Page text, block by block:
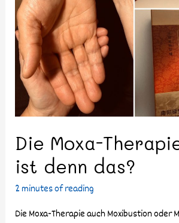
Die Moxa-
ist denn das?
2 minutes of reading
Die Moxa-Therapie auch Moxibustion oder